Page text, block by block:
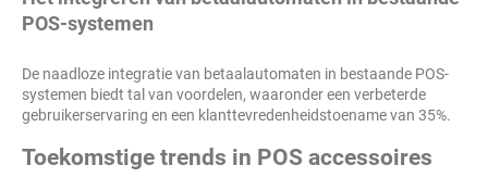
POS-systemen
De naadloze integratie van betaalautomaten in bestaande POS-
systemen biedt tal van voordelen, waaronder een verbeterde
gebruikerservaring en een klanttevredenheidstoename van 35%.
Toekomstige trends in POS accessoires